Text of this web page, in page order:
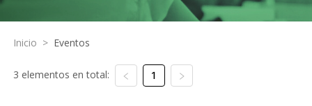
Inicio > Eventos
3 elementos en total: 1